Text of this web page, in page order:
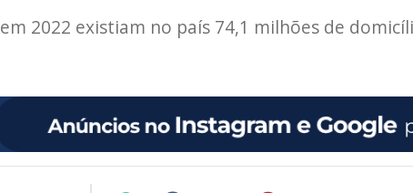
2022 existiam no país 74,1 milhões de